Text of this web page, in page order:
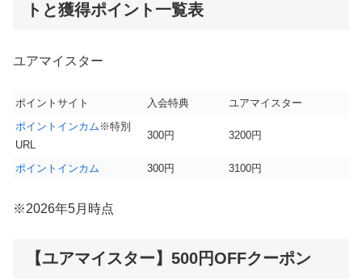
トと獲得ポイント一覧表
ユアマイスター
ポイントサイト 入会特典
ユアマイスター
ポイントインカム ※特別
URL
300円 3200円
ポイントインカム 300円 3100円
※2026年5月時点
【ユアマイスター】500円OFFクーポン